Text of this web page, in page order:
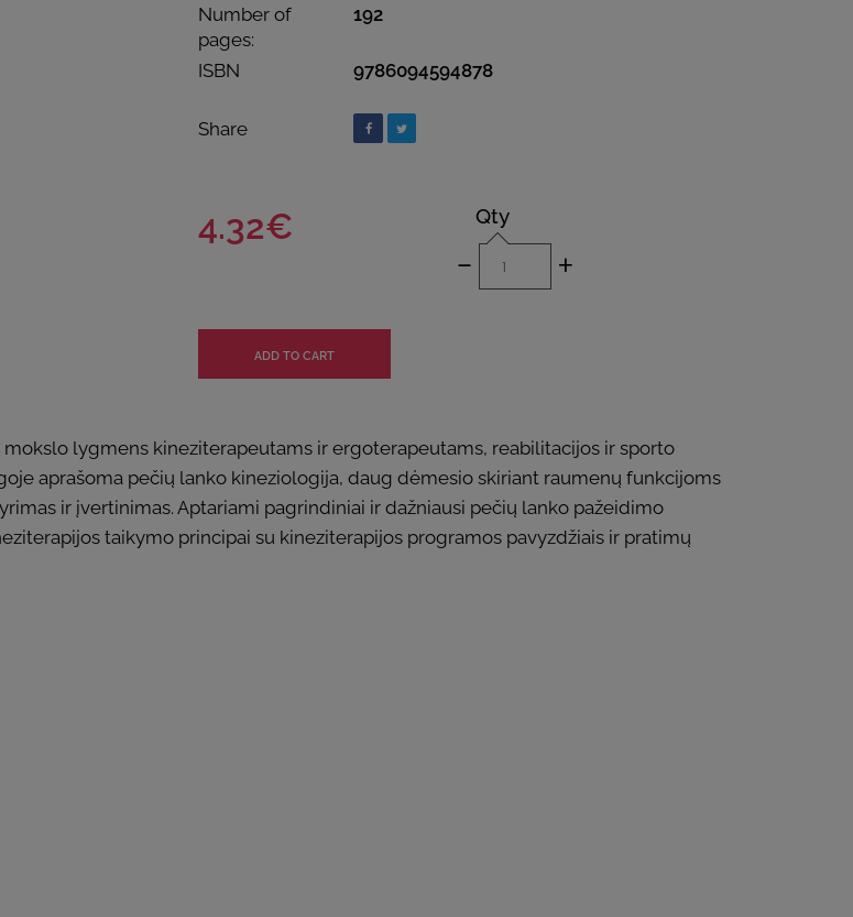
Number of
pages:
192
ISBN 9786094594878
Share
4.32€ Qty
- +
lygmens kineziterapeutams ir ergoterapeutams, reabilitacijos ir sporto
aprašoma pečių lanko kineziologija, daug dėmesio skiriant raumenų funkcijoms
ir įvertinimas. Aptariami pagrindiniai ir dažniausi pečių lanko pažeidimo
taikymo principai su kineziterapijos programos pavyzdžiais ir pratimų